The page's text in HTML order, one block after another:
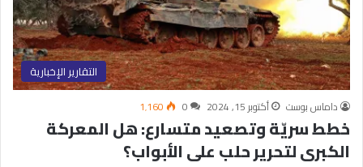
التقارير الإخبارية
داماس بوست أكتوبر 15, 2024 0 1٬160
خطط سريّة وتصعيد متسارع: هل المعركة
الكبرى لتحرير حلب على الأبواب؟